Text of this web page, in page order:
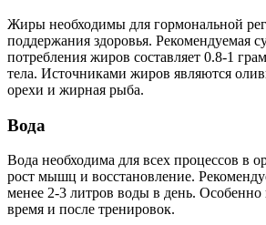
Жиры необходимы для гормональной
поддержания здоровья. Рекомендуемая
потребления жиров составляет 0.8-1
тела. Источниками жиров являются
орехи и жирная рыба.
Вода
Вода необходима для всех процессов в
рост мышц и восстановление.
менее 2-3 литров воды в день.
время и после тренировок.